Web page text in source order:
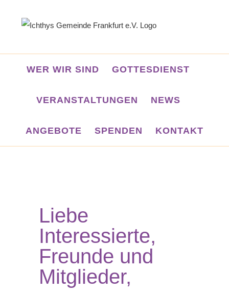
WER WIR SIND GOTTESDIENST
VERANSTALTUNGEN NEWS
ANGEBOTE SPENDEN KONTAKT
Liebe
Interessierte,
Freunde und
Mitglieder,